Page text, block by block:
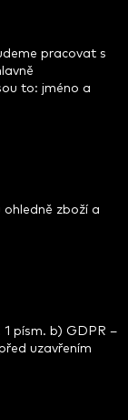
pracovat s
to: jméno a
zboží a
písm. b) GDPR –
uzavřením